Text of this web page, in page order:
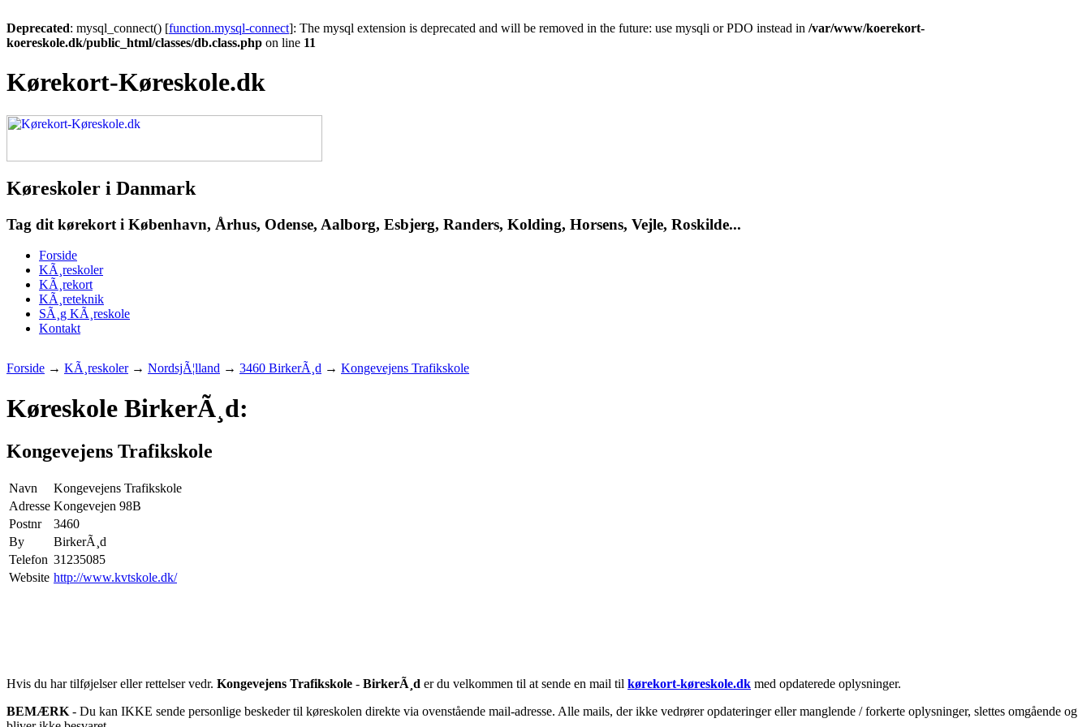
Deprecated: mysql_connect() [function.mysql-connect]: The mysql extension is deprecated and will be removed in the future: use mysqli or PDO instead in /var/www/koerekort-
koereskole.dk/public_html/classes/db.class.php on line 11
Kørekort-Køreskole.dk
Køreskoler i Danmark
Tag dit kørekort i København, Århus, Odense, Aalborg, Esbjerg, Randers, Kolding, Horsens, Vejle, Roskilde...
Forside
KÃ¸reskoler
KÃ¸rekort
KÃ¸reteknik
SÃ¸g KÃ¸reskole
Kontakt
Forside → KÃ¸reskoler→ NordsjÃ¦lland → 3460 BirkerÃ¸d → Kongevejens Trafikskole
Køreskole BirkerÃ¸d:
Kongevejens Trafikskole
Navn
Kongevejens Trafikskole
Adresse Kongevejen 98B
Postnr
3460
By
BirkerÃ¸d
Telefon 31235085
Website http://www.kvtskole.dk/
Hvis du har tilføjelser eller rettelser vedr. Kongevejens Trafikskole - BirkerÃ¸d er du velkommen til at sende en mail til kørekort-køreskole.dk med opdaterede oplysninger.
BEMÆRK - Du kan IKKE sende personlige beskeder til køreskolen direkte via ovenstående mail-adresse. Alle mails, der ikke vedrører opdateringer eller manglende / forkerte oplysninger, slettes omgående og